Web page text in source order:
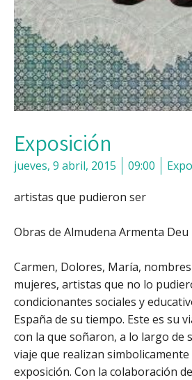
Exposición
jueves, 9 abril, 2015 09:00
artistas que pudieron ser
Obras de Almudena Armenta Deu
Carmen, Dolores, María,
mujeres, artistas que no lo
condicionantes sociales y
España de su tiempo. Este es su
con la que soñaron, a lo largo de
viaje que realizan
exposición. Con la colaboración